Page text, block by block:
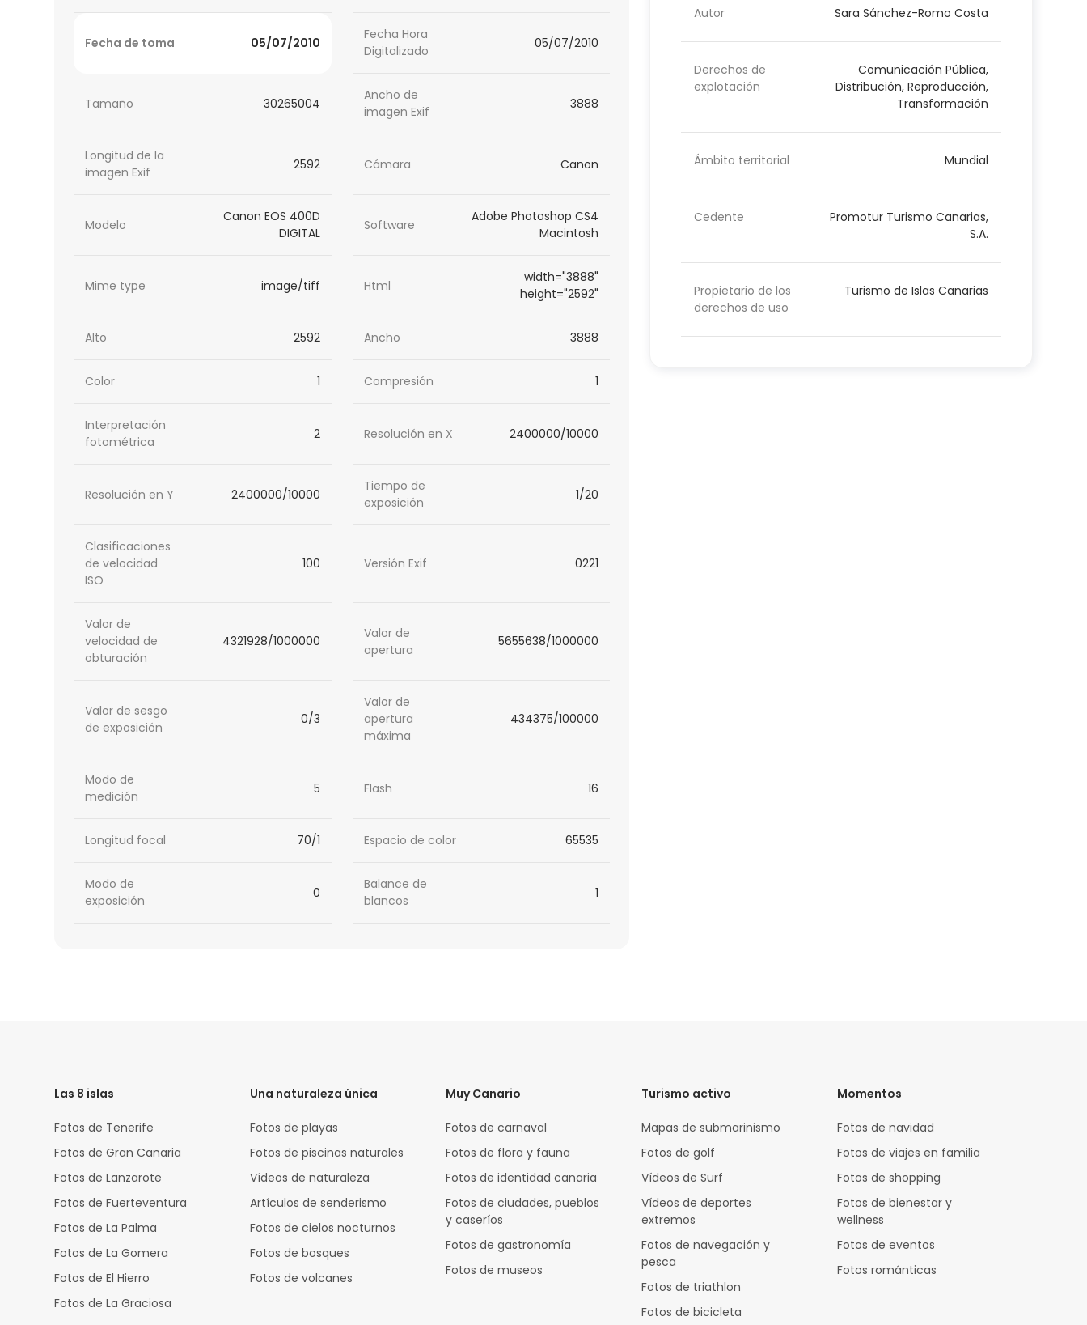
Fecha de toma 05/07/2010
Fecha Hora
Digitalizado
05/07/2010
Tamaño 30265004
Ancho de
imagen Exif
3888
Longitud de la
imagen Exif
2592 Cámara Canon
Modelo
Canon EOS 400D
DIGITAL
Software
Adobe Photoshop CS4
Macintosh
Mime type image/tiff Html
width="3888"
height="2592"
Alto 2592 Ancho 3888
Color 1 Compresión 1
Interpretación
fotométrica
2 Resolución en X 2400000/10000
Resolución en Y 2400000/10000
Tiempo de
exposición
1/20
Clasificaciones
de velocidad
ISO
100 Versión Exif 0221
Valor de
velocidad de
obturación
4321928/1000000
Valor de
apertura
5655638/1000000
Valor de sesgo
de exposición
0/3
Valor de
apertura
máxima
434375/100000
Modo de
medición
5 Flash 16
Longitud focal 70/1 Espacio de color 65535
Modo de
exposición
0
Balance de
blancos
1
Autor Sara Sánchez-Romo Costa
Derechos de
explotación
Comunicación Pública,
Distribución, Reproducción,
Transformación
Ámbito territorial Mundial
Cedente
Promotur Turismo Canarias,
S.A.
Propietario de los
derechos de uso
Turismo de Islas Canarias
Las 8 islas
Fotos de Tenerife
Fotos de Gran Canaria
Fotos de Lanzarote
Fotos de Fuerteventura
Fotos de La Palma
Fotos de La Gomera
Fotos de El Hierro
Fotos de La Graciosa
Una naturaleza única
Fotos de playas
Fotos de piscinas naturales
Vídeos de naturaleza
Artículos de senderismo
Fotos de cielos nocturnos
Fotos de bosques
Fotos de volcanes
Muy Canario
Fotos de carnaval
Fotos de flora y fauna
Fotos de identidad canaria
Fotos de ciudades, pueblos
y caseríos
Fotos de gastronomía
Fotos de museos
Turismo activo
Mapas de submarinismo
Fotos de golf
Vídeos de Surf
Vídeos de deportes
extremos
Fotos de navegación y
pesca
Fotos de triathlon
Fotos de bicicleta
Momentos
Fotos de navidad
Fotos de viajes en familia
Fotos de shopping
Fotos de bienestar y
wellness
Fotos de eventos
Fotos románticas